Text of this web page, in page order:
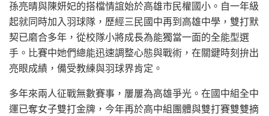
孫亮晴與陳妍妃的搭檔情誼始於高雄市民權國小。自一年級
起就同時加入羽球隊，歷經三民國中再到高雄中學，雙打默
契已磨合多年，從校隊小將成長為能獨當一面的全能型選
手。比賽中她們總能迅速調整心態與戰術，在關鍵時刻拚出
亮眼成績，備受教練與羽球界肯定。
多年來兩人征戰無數賽事，屢屢為高雄爭光。在國中組全中
運已奪女子雙打金牌，今年再於高中組團體與雙打賽雙雙摘